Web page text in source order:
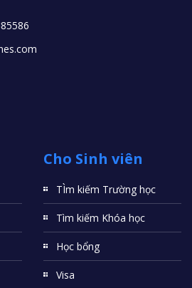
Cho Sinh viên
TÌm kiếm Trường học
Tìm kiếm Khóa học
Học bổng
Visa